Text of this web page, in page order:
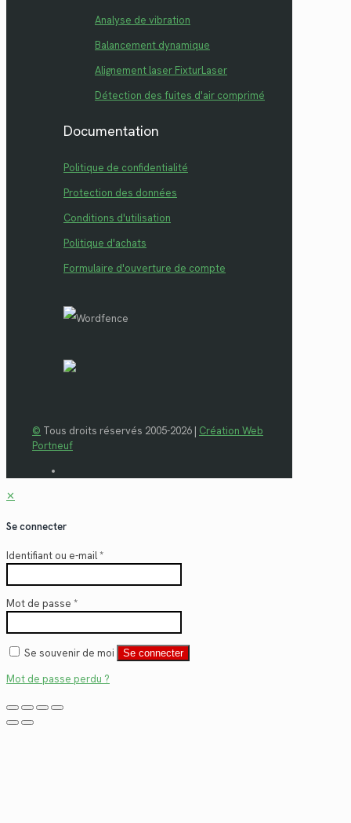
Analyse de vibration
Balancement dynamique
Alignement laser FixturLaser
Détection des fuites d'air comprimé
Documentation
Politique de confidentialité
Protection des données
Conditions d'utilisation
Politique d'achats
Formulaire d'ouverture de compte
© Tous droits réservés 2005-2026 | Création Web
Portneuf
✕
Se connecter
Identifiant ou e-mail*
Mot de passe *
Se souvenir de moi Se connecter
Mot de passe perdu ?